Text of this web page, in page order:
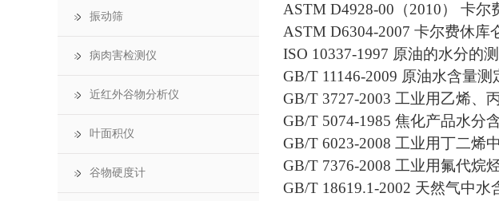
ASTM D4928-00（2010） 卡
ASTM D6304-2007 卡尔费休
ISO 10337-1997 原油的水分的
GB/T 11146-2009 原油水含量
GB/T 3727-2003 工业用乙烯、
GB/T 5074-1985 焦化产品水分
GB/T 6023-2008 工业用丁二烯
GB/T 7376-2008 工业用氟代烷
GB/T 18619.1-2002 天然气中
振动筛
病肉害检测仪
近红外谷物分析仪
叶面积仪
谷物硬度计